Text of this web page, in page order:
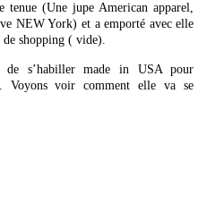
tenue (Une jupe American apparel,
NEW York) et a emporté avec elle
de shopping ( vide).
de s’habiller made in USA pour
Voyons voir comment elle va se